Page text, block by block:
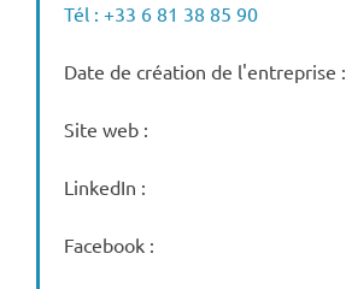
Tél : +33 6 81 38 85 90
Date de création de l'entreprise :
Site web :
LinkedIn :
Facebook :